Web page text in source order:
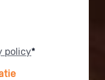
policy*